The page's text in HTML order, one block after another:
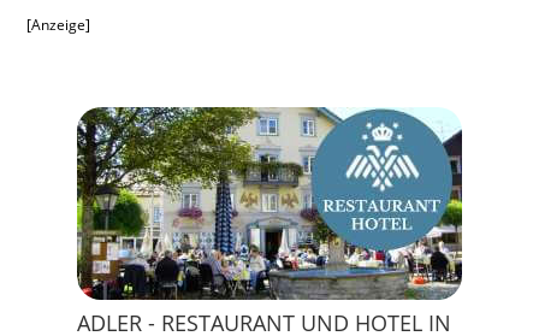
[Anzeige]
ADLER - RESTAURANT UND HOTEL IN